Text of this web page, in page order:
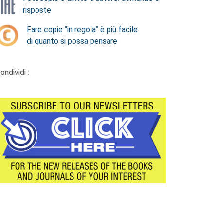
risposte
Fare copie “in regola” è più facile
di quanto si possa pensare
: